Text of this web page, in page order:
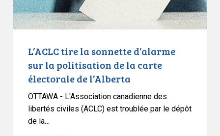
de
la
l’Alberta
L’ACLC tire la sonnette d’alarme
sur la politisation de la carte
électorale de l’Alberta
OTTAWA - L'Association canadienne des
libertés civiles (ACLC) est troublée par le dépôt
de la…